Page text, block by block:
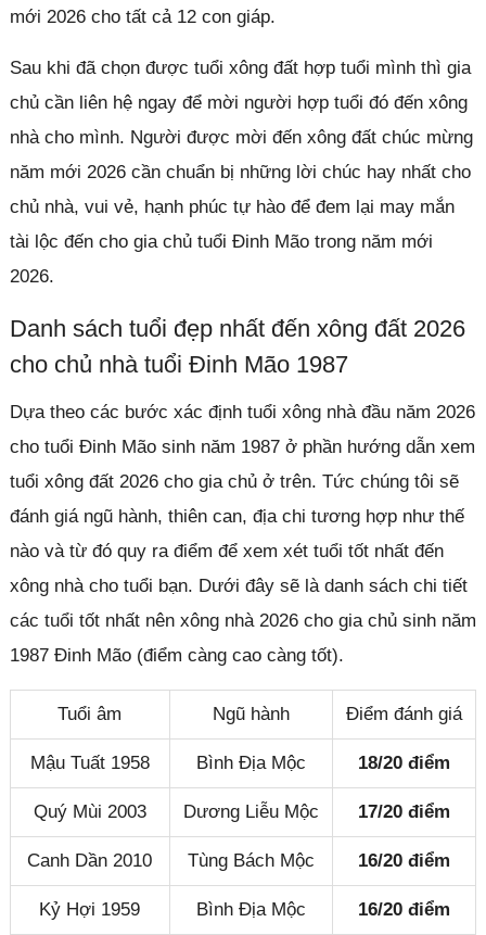
mới 2026 cho tất cả 12 con giáp.
Sau khi đã chọn được tuổi xông đất hợp tuổi mình thì gia
chủ cần liên hệ ngay để mời người hợp tuổi đó đến xông
nhà cho mình. Người được mời đến xông đất chúc mừng
năm mới 2026 cần chuẩn bị những lời chúc hay nhất cho
chủ nhà, vui vẻ, hạnh phúc tự hào để đem lại may mắn
tài lộc đến cho gia chủ tuổi Đinh Mão trong năm mới
2026.
Danh sách tuổi đẹp nhất đến xông đất 2026
cho chủ nhà tuổi Đinh Mão 1987
Dựa theo các bước xác định tuổi xông nhà đầu năm 2026
cho tuổi Đinh Mão sinh năm 1987 ở phần hướng dẫn xem
tuổi xông đất 2026 cho gia chủ ở trên. Tức chúng tôi sẽ
đánh giá ngũ hành, thiên can, địa chi tương hợp như thế
nào và từ đó quy ra điểm để xem xét tuổi tốt nhất đến
xông nhà cho tuổi bạn. Dưới đây sẽ là danh sách chi tiết
các tuổi tốt nhất nên xông nhà 2026 cho gia chủ sinh năm
1987 Đinh Mão (điểm càng cao càng tốt).
Tuổi âm Ngũ hành Điểm đánh giá
Mậu Tuất 1958 Bình Địa Mộc 18/20 điểm
Quý Mùi 2003 Dương Liễu Mộc 17/20 điểm
Canh Dần 2010 Tùng Bách Mộc 16/20 điểm
Kỷ Hợi 1959 Bình Địa Mộc 16/20 điểm